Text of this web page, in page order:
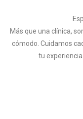
Más que una clínica,
cómodo. Cuidamos
tu